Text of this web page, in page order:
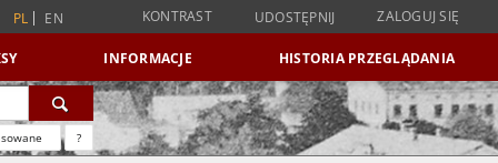
PL EN KONTRAST UDOSTĘPNIJ ZALOGUJ SIĘ
INFORMACJE HISTORIA PRZEGLĄDANIA
?